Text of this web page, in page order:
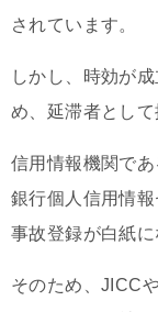
されています。
しかし、時効が
め、延滞者として
信用情報機関で
銀行個人信用情
事故登録が白紙に
そのため、JICC